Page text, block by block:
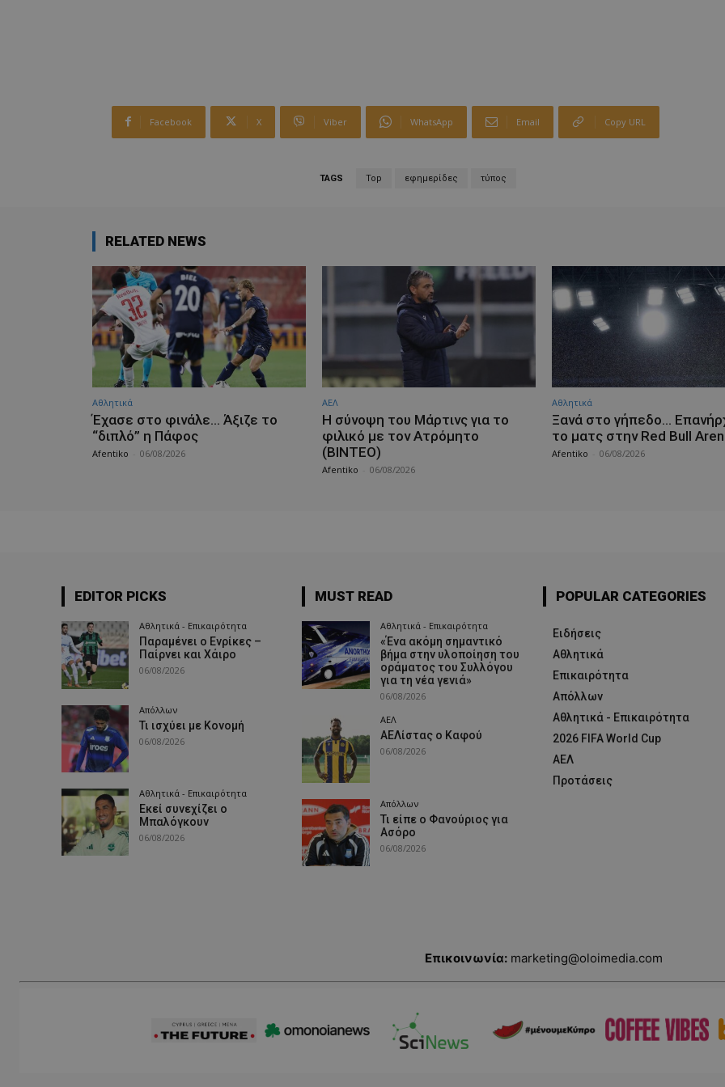
Facebook X Viber WhatsApp Email Copy URL
TAGS Top εφημερίδες τύπος
RELATED NEWS
Αθλητικά
Έχασε στο φινάλε… Άξιζε το
“διπλό” η Πάφος
Afentiko 06/08/2026
ΑΕΛ
H σύνοψη του Μάρτινς για το
φιλικό με τον Ατρόμητο
(ΒΙΝΤΕΟ)
Afentiko 06/08/2026
Αθλητικά
Ξανά στο γήπεδο…
το ματς στην Red Bull
Afentiko 06/08/2026
EDITOR PICKS
Αθλητικά - Επικαιρότητα
Παραμένει ο Ενρίκες –
Παίρνει και Χάιρο
06/08/2026
Απόλλων
Τι ισχύει με Κονομή
06/08/2026
Αθλητικά - Επικαιρότητα
Εκεί συνεχίζει ο
Μπαλόγκουν
06/08/2026
MUST READ
Αθλητικά - Επικαιρότητα
«Ένα ακόμη σημαντικό
βήμα στην υλοποίηση του
οράματος του Συλλόγου
για τη νέα γενιά»
06/08/2026
ΑΕΛ
ΑΕΛίστας ο Καφού
06/08/2026
Απόλλων
Τι είπε ο Φανούριος για
Ασόρο
06/08/2026
POPULAR CATEGORIES
Ειδήσεις
Αθλητικά
Επικαιρότητα
Απόλλων
Αθλητικά - Επικαιρότητα
2026 FIFA World Cup
ΑΕΛ
Προτάσεις
Επικοινωνία: marketing@oloimedia.com